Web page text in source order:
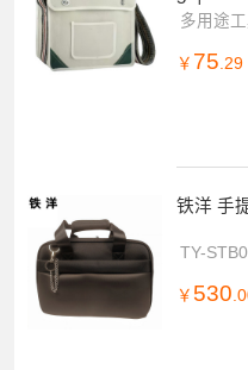
多用途
￥ 75 .29
铁洋 手
TY-
￥ 530